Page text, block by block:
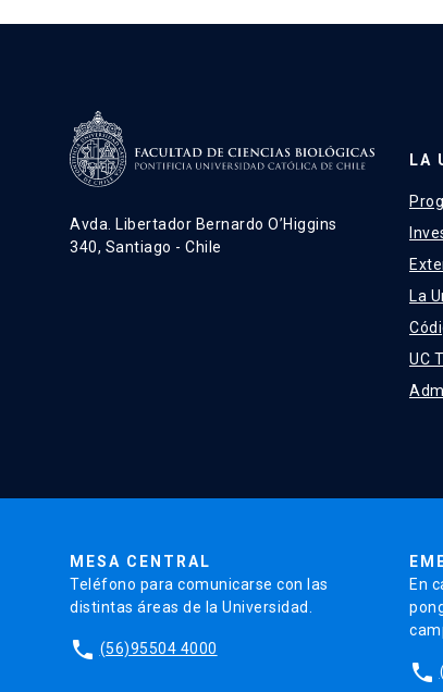
Avda. Libertador Bernardo O’Higgins
340, Santiago - Chile
LA
La
UC
MESA CENTRAL
Teléfono para comunicarse con las
distintas áreas de la Universidad.
phone (56)95504 4000
En
phone